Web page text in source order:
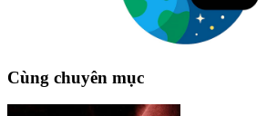
Cùng chuyên mục